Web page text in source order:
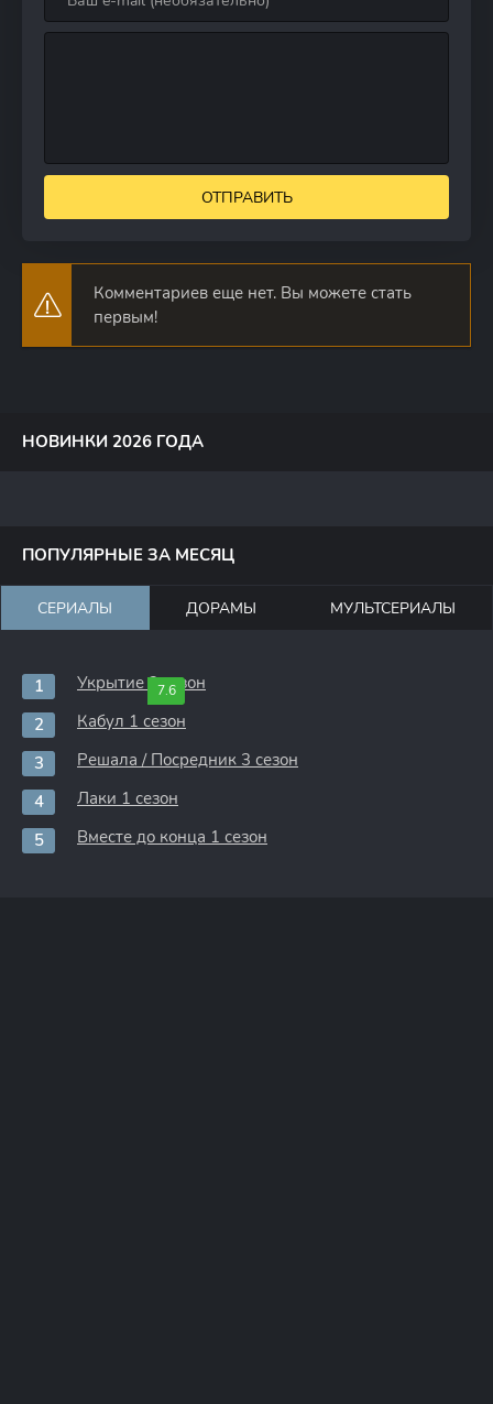
ОТПРАВИТЬ
Комментариев еще нет. Вы можете стать
первым!
НОВИНКИ 2026 ГОДА
ПОПУЛЯРНЫЕ ЗА МЕСЯЦ
СЕРИАЛЫ ДОРАМЫ МУЛЬТСЕРИАЛЫ
7.6
Укрытие 3 сезон
Кабул 1 сезон
Решала / Посредник 3 сезон
Лаки 1 сезон
Вместе до конца 1 сезон